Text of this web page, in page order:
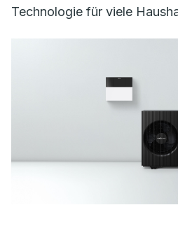
Technologie für viele